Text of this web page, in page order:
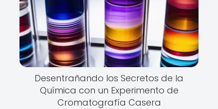
Desentrañando los Secretos de la
Química con un Experimento de
Cromatografía Casera